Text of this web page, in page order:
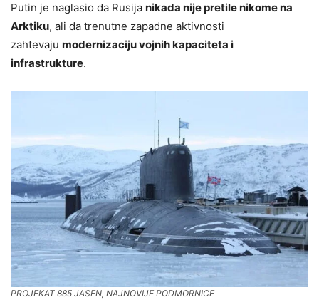
Putin je naglasio da Rusija nikada nije pretile nikome na
Arktiku, ali da trenutne zapadne aktivnosti
zahtevaju modernizaciju vojnih kapaciteta i
infrastrukture.
PROJEKAT 885 JASEN, NAJNOVIJE PODMORNICE